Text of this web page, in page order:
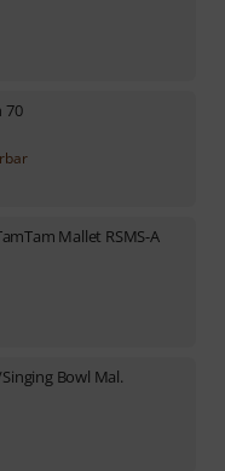
70
Mallet RSMS-A
Bowl Mal.